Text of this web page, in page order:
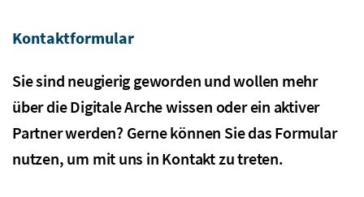
Kontaktformular
Sie sind neugierig geworden und wollen mehr
über die Digitale Arche wissen oder ein aktiver
Partner werden? Gerne können Sie das Formular
nutzen, um mit uns in Kontakt zu treten.